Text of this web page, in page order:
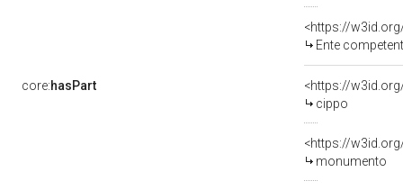
Ente competente per tutela
core:hasPart
<https://
cippo
monumento